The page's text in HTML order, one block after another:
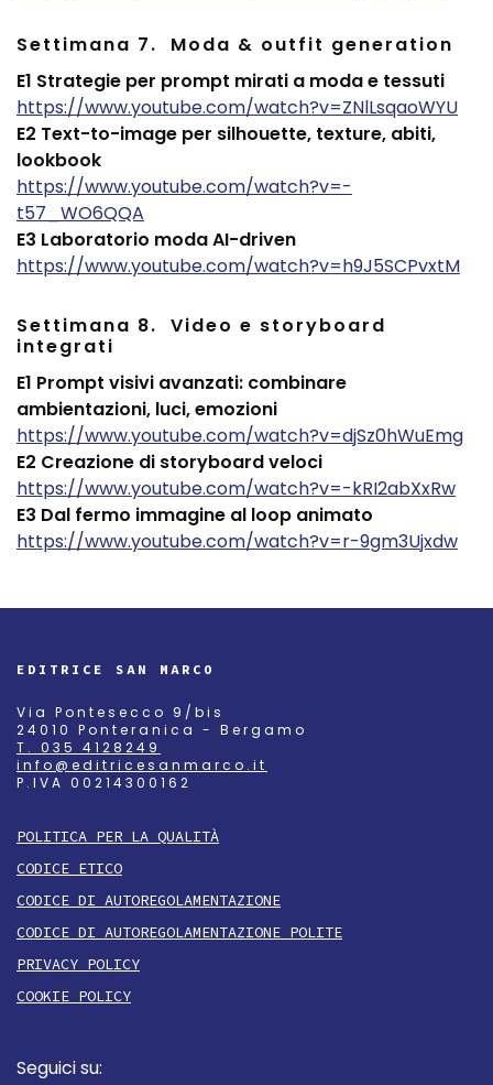
Settimana 7. Moda & outfit generation
E1 Strategie per prompt mirati a moda e tessuti
https://www.youtube.com/watch?v=ZNlLsqaoWYU
E2 Text-to-image per silhouette, texture, abiti,
lookbook
https://www.youtube.com/watch?v=-
t57_WO6QQA
E3 Laboratorio moda AI-driven
https://www.youtube.com/watch?v=h9J5SCPvxtM
Settimana 8. Video e storyboard
integrati
E1 Prompt visivi avanzati: combinare
ambientazioni, luci, emozioni
https://www.youtube.com/watch?v=djSz0hWuEmg
E2 Creazione di storyboard veloci
https://www.youtube.com/watch?v=-kRI2abXxRw
E3 Dal fermo immagine al loop animato
https://www.youtube.com/watch?v=r-9gm3Ujxdw
EDITRICE SAN MARCO
Via Pontesecco 9/bis
24010 Ponteranica - Bergamo
T. 035 4128249
info@editricesanmarco.it
P.IVA 00214300162
POLITICA PER LA QUALITÀ
CODICE ETICO
CODICE DI AUTOREGOLAMENTAZIONE
CODICE DI AUTOREGOLAMENTAZIONE POLITE
PRIVACY POLICY
COOKIE POLICY
Seguici su: